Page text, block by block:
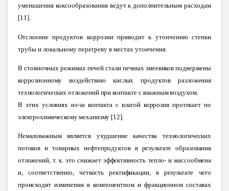
уменьшения коксообразования ведут к дополнительным расходам
[11].
Отслоение продуктов коррозии приводит к утончению стенки
трубы и локальному перегреву в местах утончения.
Встояночных режимах печей стали печных змеевиков подвержены
коррозионному воздействию кислых продуктов разложения
технологических отложений при контакте с влажным воздухом.
В этих условиях из-за контакта с влагой коррозия протекает по
электрохимическому механизму [12].
Немаловажным является ухудшение качества технологических
потоков и товарных нефтепродуктов в результате образования
отложений, т. к. это снижает эффективность тепло- и массообмена
и, соответственно, четкость ректификации, в результате чего
происходят изменения в компонентном и фракционном составах